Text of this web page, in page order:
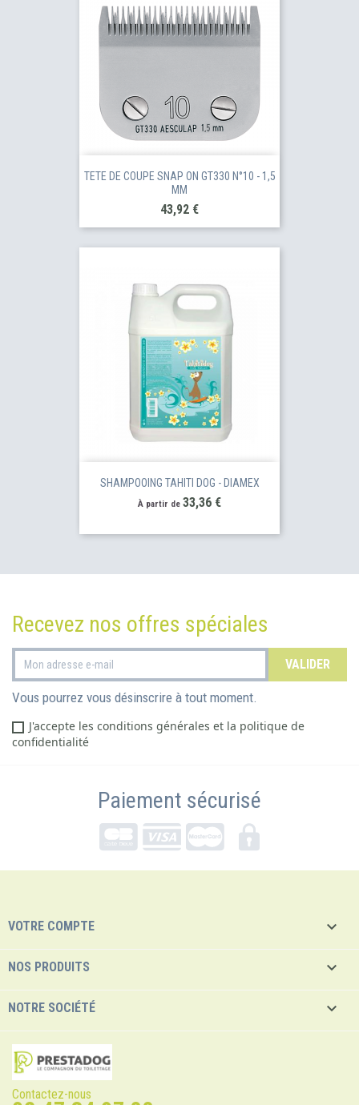
TETE DE COUPE SNAP ON GT330 N°10 - 1,5
MM
Prix
43,92 €
SHAMPOOING TAHITI DOG - DIAMEX
À partir de Prix
33,36 €
Recevez nos offres spéciales
Vous pourrez vous désinscrire à tout moment.
J'accepte les conditions générales et la politique de
confidentialité
Paiement sécurisé
VOTRE COMPTE 
NOS PRODUITS 
NOTRE SOCIÉTÉ 
Contactez-nous